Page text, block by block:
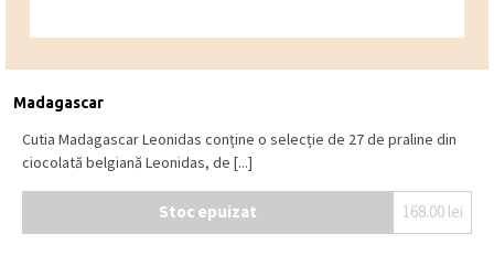
Madagascar
Cutia Madagascar Leonidas conține o selecție de 27 de praline din
ciocolată belgiană Leonidas, de [...]
Stoc epuizat 168.00 lei